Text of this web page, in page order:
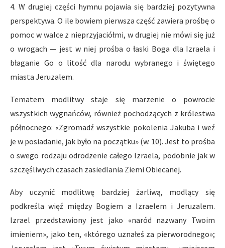
4. W drugiej części hymnu pojawia się bardziej pozytywna
perspektywa. O ile bowiem pierwsza część zawiera prośbę o
pomoc w walce z nieprzyjaciółmi, w drugiej nie mówi się już
o wrogach — jest w niej prośba o łaski Boga dla Izraela i
błaganie Go o litość dla narodu wybranego i świętego
miasta Jeruzalem.
Tematem modlitwy staje się marzenie o powrocie
wszystkich wygnańców, również pochodzących z królestwa
północnego: «Zgromadź wszystkie pokolenia Jakuba i weź
je w posiadanie, jak było na początku» (w. 10). Jest to prośba
o swego rodzaju odrodzenie całego Izraela, podobnie jak w
szczęśliwych czasach zasiedlania Ziemi Obiecanej.
Aby uczynić modlitwę bardziej żarliwą, modlący się
podkreśla więź między Bogiem a Izraelem i Jeruzalem.
Izrael przedstawiony jest jako «naród nazwany Twoim
imieniem», jako ten, «którego uznałeś za pierworodnego»;